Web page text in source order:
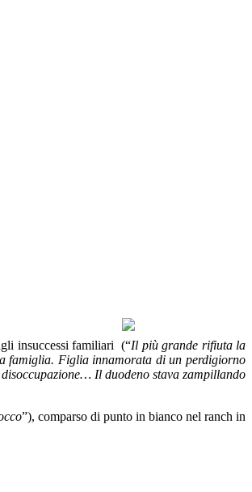
insuccessi familiari (“Il più grande rifiuta la
famiglia. Figlia innamorata di un perdigiorno
Il duodeno stava zampillando
”), comparso di punto in bianco nel ranch in